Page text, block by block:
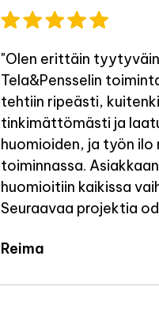
"Olen erittäin
Tela&Pensselin
tehtiin ripeästi,
tinkimättömästi ja
huomioiden, ja työn ilo
toiminnassa.
huomioitiin kaikissa
Seuraavaa projektia
Reima